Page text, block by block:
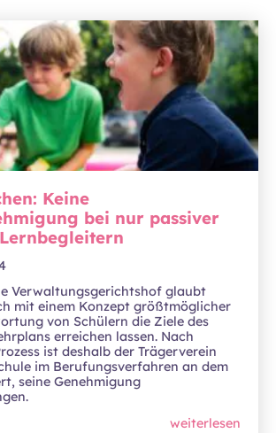
Keine
bei nur passiver
Verwaltungsgerichtshof glaubt
mit einem Konzept größtmöglicher
von Schülern die Ziele des
erreichen lassen. Nach
ist deshalb der Trägerverein
im Berufungsverfahren an dem
seine Genehmigung
weiterlesen